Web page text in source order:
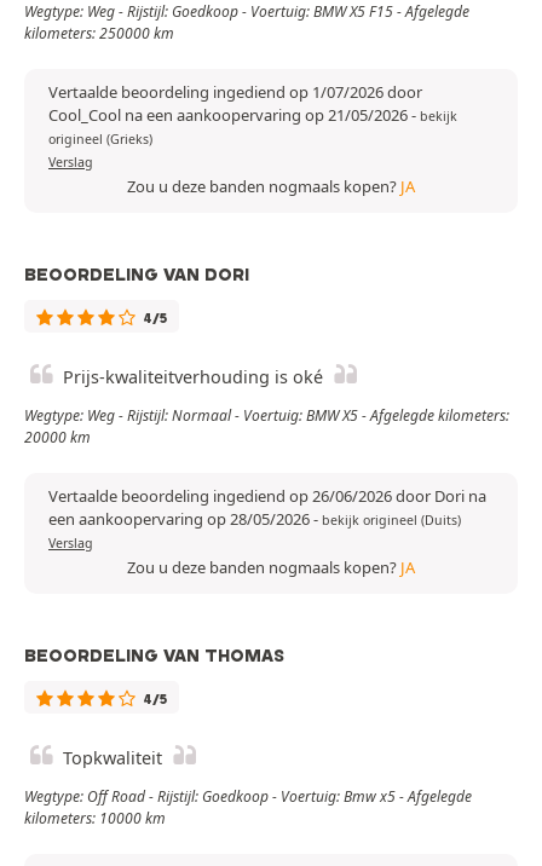
Wegtype: Weg - Rijstijl: Goedkoop - Voertuig: BMW X5 F15 - Afgelegde
kilometers: 250000 km
Vertaalde beoordeling ingediend op 1/07/2026 door
Cool_Cool na een aankoopervaring op 21/05/2026- bekijk
origineel (Grieks)
Verslag
Zou u deze banden nogmaals kopen? JA
BEOORDELING VAN DORI
4/5
Prijs-kwaliteitverhouding is oké
Wegtype: Weg - Rijstijl: Normaal - Voertuig: BMW X5 - Afgelegde kilometers:
20000 km
Vertaalde beoordeling ingediend op 26/06/2026 door Dori na
een aankoopervaring op 28/05/2026- bekijk origineel (Duits)
Verslag
Zou u deze banden nogmaals kopen? JA
BEOORDELING VAN THOMAS
4/5
Topkwaliteit
Wegtype: Off Road - Rijstijl: Goedkoop - Voertuig: Bmw x5 - Afgelegde
kilometers: 10000 km